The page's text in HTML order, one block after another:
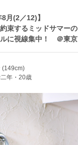
8月(2／12)】
束するミッドサマーの
に視線集中！ ＠東京
(149cm)
年・20歳